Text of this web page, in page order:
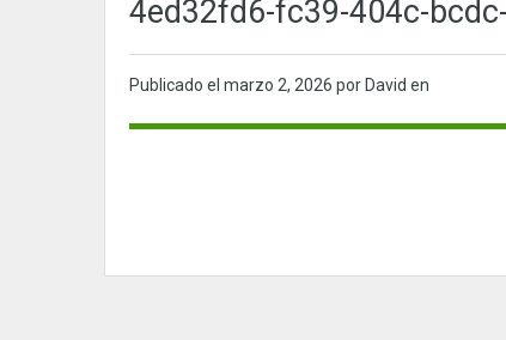
4ed32fd6-fc39-404c-
Publicado el marzo 2, 2026 por David en